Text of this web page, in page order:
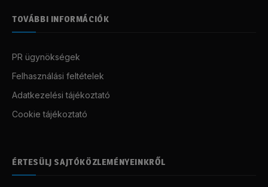
TOVÁBBI INFORMÁCIÓK
PR ügynökségek
Felhasználási feltételek
Adatkezelési tájékoztató
Cookie tájékoztató
ÉRTESÜLJ SAJTÓKÖZLEMÉNYEINKRŐL